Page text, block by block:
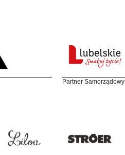
Partner Samorządowy